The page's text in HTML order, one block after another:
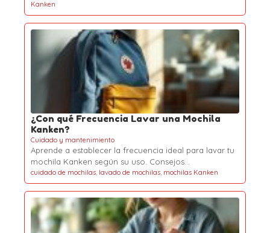
Kanken
¿Con qué Frecuencia Lavar una Mochila
Kanken?
Cuidado y mantenimiento
Aprende a establecer la frecuencia ideal para lavar tu
mochila Kanken según su uso. Consejos…
cuidado de mochilas, lavado de mochilas, mochilas Kanken